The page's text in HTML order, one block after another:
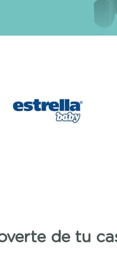
de tu